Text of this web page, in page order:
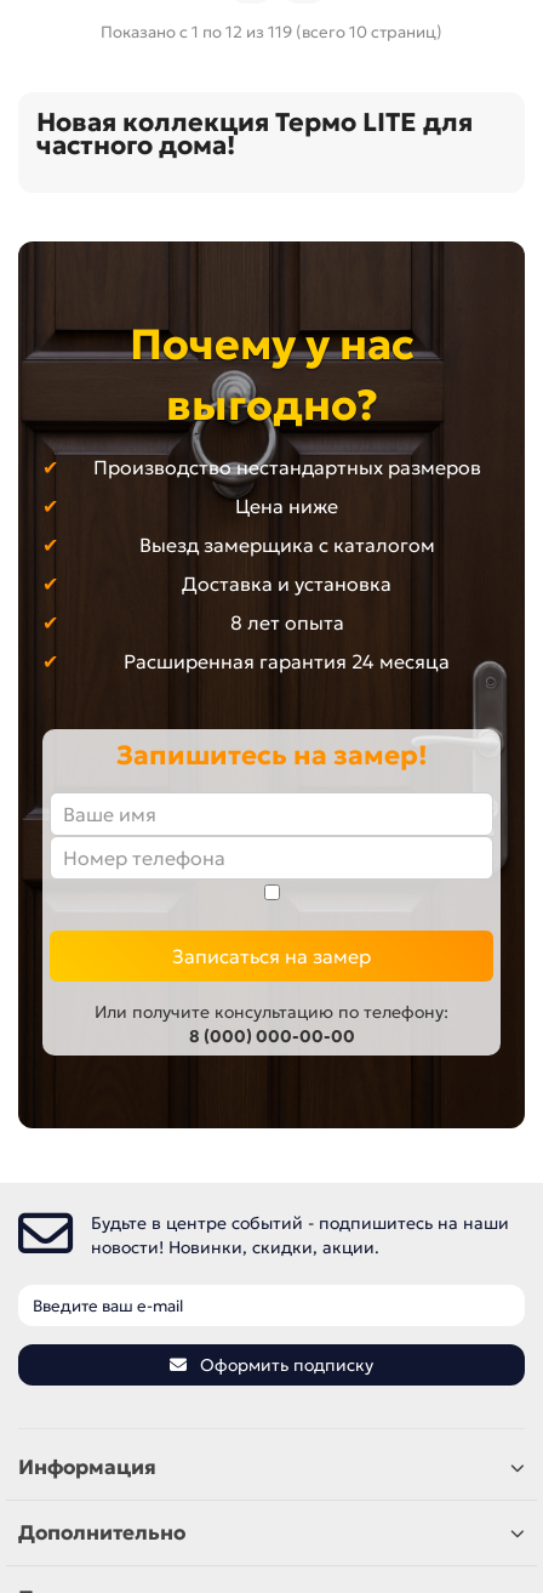
Показано с 1 по 12 из 119 (всего 10 страниц)
Новая коллекция Термо LITE для
частного дома!
Почему у нас
выгодно?
Производство нестандартных размеров
Цена ниже
Выезд замерщика с каталогом
Доставка и установка
8 лет опыта
Расширенная гарантия 24 месяца
Запишитесь на замер!
Записаться на замер
Или получите консультацию по телефону:
8 (000) 000-00-00
Будьте в центре событий - подпишитесь на наши
новости! Новинки, скидки, акции.
Оформить подписку
Информация
Дополнительно